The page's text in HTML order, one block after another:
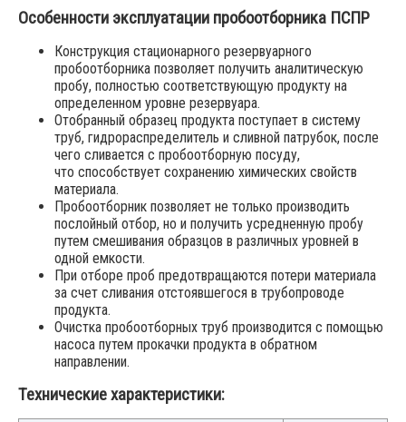
Особенности эксплуатации пробоотборника ПСПР
Конструкция стационарного резервуарного
пробоотборника позволяет получить аналитическую
пробу, полностью соответствующую продукту на
определенном уровне резервуара.
Отобранный образец продукта поступает в систему
труб, гидрораспределитель и сливной патрубок, после
чего сливается с пробоотборную посуду,
что способствует сохранению химических свойств
материала.
Пробоотборник позволяет не только производить
послойный отбор, но и получить усредненную пробу
путем смешивания образцов в различных уровней в
одной емкости.
При отборе проб предотвращаются потери материала
за счет сливания отстоявшегося в трубопроводе
продукта.
Очистка пробоотборных труб производится с помощью
насоса путем прокачки продукта в обратном
направлении.
Технические характеристики: